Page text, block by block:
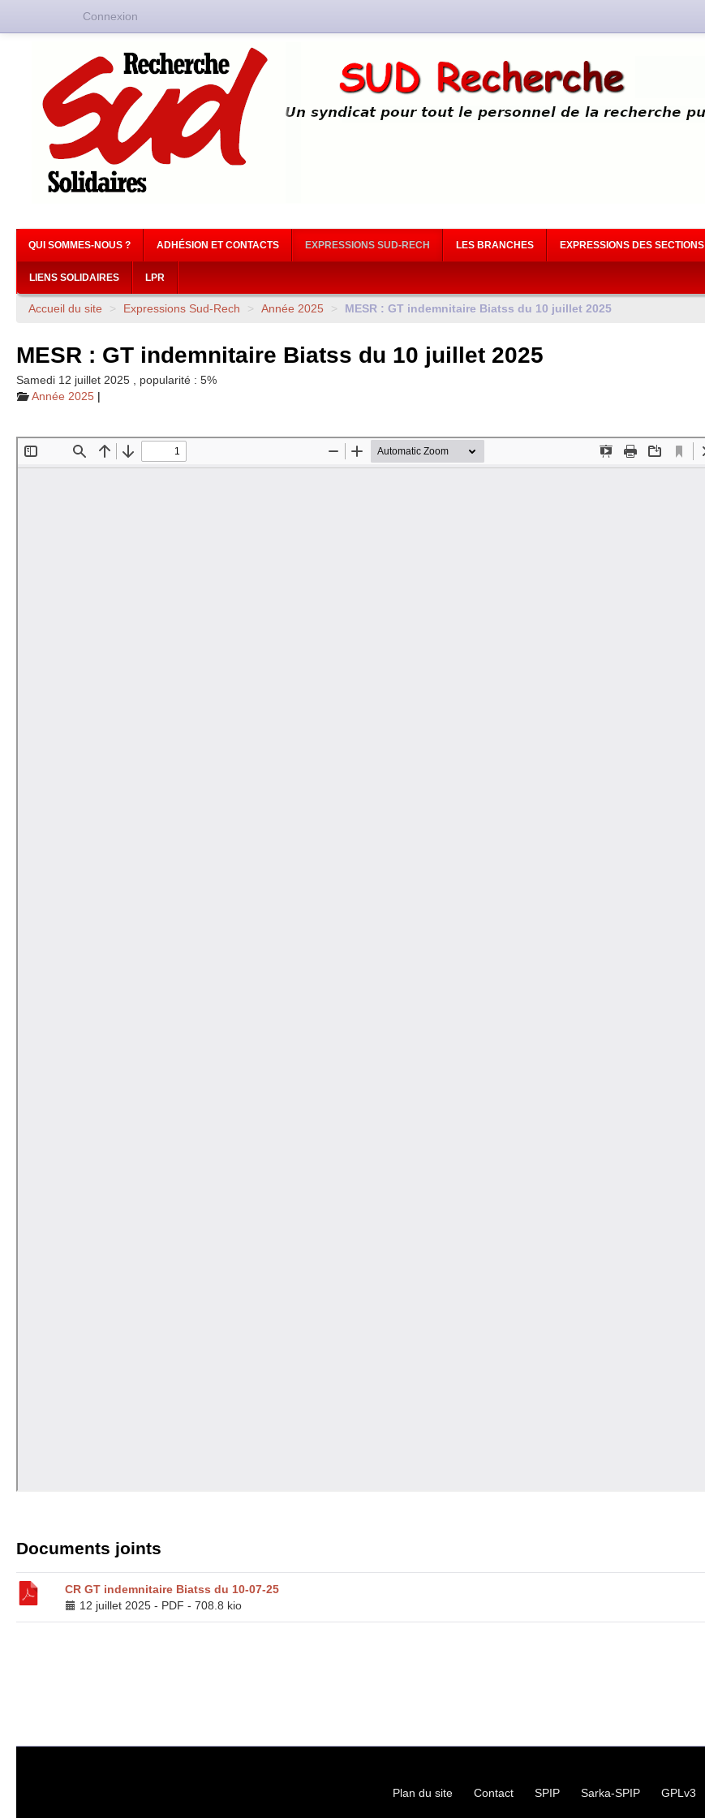
QUI SOMMES-NOUS ? ADHÉSION ET CONTACTS EXPRESSIONS SUD-RECH LES BRANCHES EXPRESSIONS DES SECTIONS
LIENS SOLIDAIRES LPR
Accueil du site > Expressions Sud-Rech > Année 2025 > MESR : GT indemnitaire Biatss du 10 juillet 2025
MESR : GT indemnitaire Biatss du 10 juillet 2025
Samedi 12 juillet 2025
popularité : 5%
Année 2025 |
Documents joints
CR GT indemnitaire Biatss du 10-07-25
12 juillet 2025 - PDF - 708.8 kio
Plan du site Contact SPIP Sarka-SPIP GPLv3
Connexion